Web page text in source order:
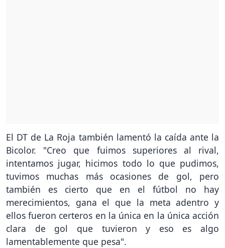
El DT de La Roja también lamentó la caída ante la
Bicolor. "Creo que fuimos superiores al rival,
intentamos jugar, hicimos todo lo que pudimos,
tuvimos muchas más ocasiones de gol, pero
también es cierto que en el fútbol no hay
merecimientos, gana el que la meta adentro y
ellos fueron certeros en la única en la única acción
clara de gol que tuvieron y eso es algo
lamentablemente que pesa".